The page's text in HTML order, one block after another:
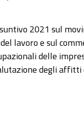
2021 sul
lavoro e sul
delle
degli affitti